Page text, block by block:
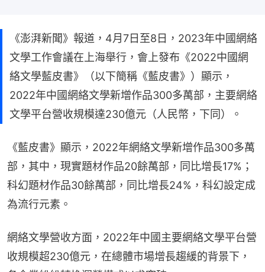
《澎湃新聞》報道，4月7日至8日，2023年中國網絡
文學工作會議在上海舉行，會上發布《2022中國網
絡文學藍皮書》（以下簡稱《藍皮書》）顯示，
2022年中國網絡文學新增作品300多萬部，主要網絡
文學平台營收規模達230億元（人民幣，下同）。
《藍皮書》顯示，2022年網絡文學新增作品300多萬
部，其中，現實題材作品20餘萬部，同比增長17%；
科幻題材作品30餘萬部，同比增長24%，科幻設定成
為流行元素。
網絡文學營收方面，2022年中國主要網絡文學平台營
收規模超230億元，在總體市場增長趨緩的背景下，